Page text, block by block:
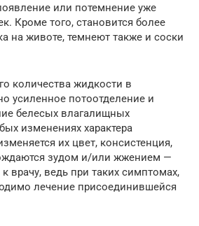
или потемнение уже
Кроме того, становится более
на животе, темнеют также и соски
количества жидкости в
усиленное потоотделение и
белесых влагалищных
изменениях характера
их цвет, консистенция,
зудом и/или жжением —
врачу, ведь при таких симптомах,
лечение присоединившейся